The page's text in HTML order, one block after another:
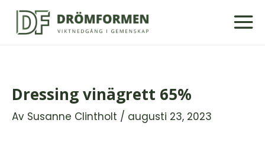
Hoppa
Dressing vinägrett 65%
Av Susanne Clintholt / augusti 23, 2023